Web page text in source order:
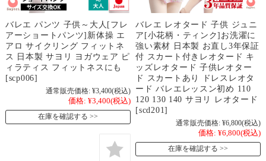
バレエ パンツ 子供～大人[フレ
アーショートパンツ]新体操 エ
アロ サイクリング フィットネ
ス 日本製 サヨリ ヨガウェア ピ
ィラティス フィットネスにも
[scp006]
通常販売価格: ¥3,400(税込)
価格: ¥3,400(税込)
在庫を確認する
バレエ レオタード 子供 ジュニ
ア[小花柄・ティンク]お洗濯に
強い素材 日本製 お直し3年保証
付 スカート付きレオタード キ
ッズレオタード 子供レオター
ド スカートあり ドレスレオタ
ード バレエレッスン初め 110
120 130 140 サヨリ レオタード
[scd201]
通常販売価格: ¥6,800(税込)
価格: ¥6,800(税込)
在庫を確認する